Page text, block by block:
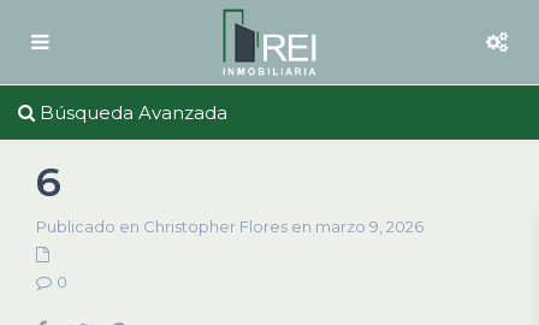
Búsqueda Avanzada
6
Publicado en Christopher Flores en marzo 9, 2026
0